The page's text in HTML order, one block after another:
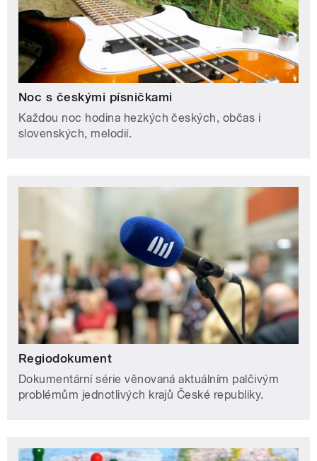
Noc s českými písničkami
Každou noc hodina hezkých českých, občas i
slovenských, melodií.
Regiodokument
Dokumentární série věnovaná aktuálním palčivým
problémům jednotlivých krajů České republiky.